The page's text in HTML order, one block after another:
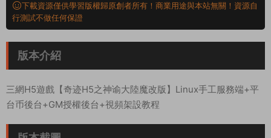
下載資源僅供學習版權歸原創者所有！商業用途與本站無關！資源自
行測試不做任何保證
版本介紹
三網H5遊戲【奇迹H5之神谕大陸魔改版】Linux手工服務端+平
台币後台+GM授權後台+視頻架設教程